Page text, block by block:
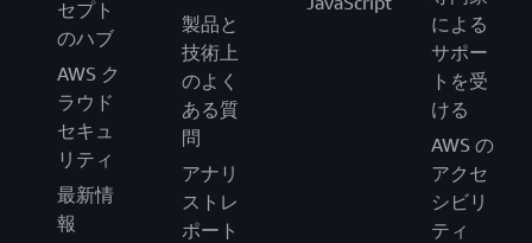
セプト
のハブ
AWS ク
ラウド
セキュ
リティ
最新情
報
製品と
技術上
のよく
ある質
問
アナリ
ストレ
ポート
による
サポー
トを受
ける
AWS の
アクセ
シビリ
ティ